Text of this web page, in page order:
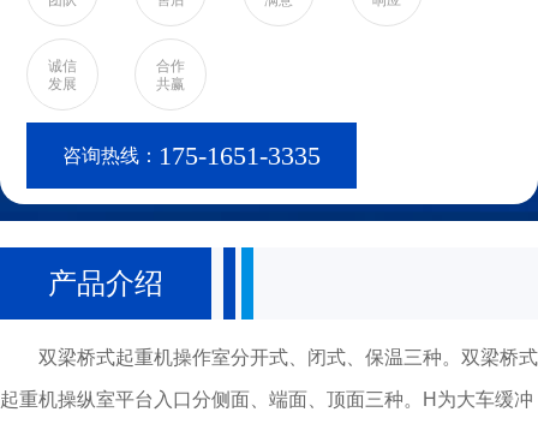
式、保温三种。 2.双梁桥式起重机操纵室平台入口分侧面、端面、顶面
三种。 3.H为大车缓冲器增加的高度。 4.双梁桥式起重机分室内、室
内两种。订货时应注明工作环境的高、低气温及电源种类等技术要求。
5.增加了超载器、大屏幕显示器及各种保护装置，进一步增加了使用过程中
的安全性。 6.双梁桥式起重机一般都采用的空中操作方式，他与其他的
地操起重机有所不同。空操就是在起重机下面有一个单独的小型的操作室，
架、大车运行机构、小车、电器设备等组成。根据使用频繁程度不同，分为
A5、A6、A7三种工作级别。吊钩桥式起重机动作操纵全部在司机内完成。
400/80吨，600/150吨 2.跨度：10.5～31.5米，13～31米。 3.起升
诚信
发展
合作
共赢
咨询热线： 175-1651-3335
产品介绍
双梁桥式起重机操作室分开式、闭式、保温三种。双梁桥式
起重机操纵室平台入口分侧面、端面、顶面三种。H为大车缓冲